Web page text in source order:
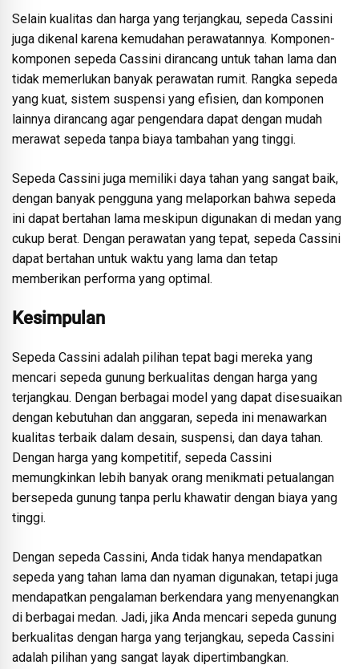
Selain kualitas dan harga yang terjangkau, sepeda Cassini
juga dikenal karena kemudahan perawatannya. Komponen-
komponen sepeda Cassini dirancang untuk tahan lama dan
tidak memerlukan banyak perawatan rumit. Rangka sepeda
yang kuat, sistem suspensi yang efisien, dan komponen
lainnya dirancang agar pengendara dapat dengan mudah
merawat sepeda tanpa biaya tambahan yang tinggi.
Sepeda Cassini juga memiliki daya tahan yang sangat baik,
dengan banyak pengguna yang melaporkan bahwa sepeda
ini dapat bertahan lama meskipun digunakan di medan yang
cukup berat. Dengan perawatan yang tepat, sepeda Cassini
dapat bertahan untuk waktu yang lama dan tetap
memberikan performa yang optimal.
Kesimpulan
Sepeda Cassini adalah pilihan tepat bagi mereka yang
mencari sepeda gunung berkualitas dengan harga yang
terjangkau. Dengan berbagai model yang dapat disesuaikan
dengan kebutuhan dan anggaran, sepeda ini menawarkan
kualitas terbaik dalam desain, suspensi, dan daya tahan.
Dengan harga yang kompetitif, sepeda Cassini
memungkinkan lebih banyak orang menikmati petualangan
bersepeda gunung tanpa perlu khawatir dengan biaya yang
tinggi.
Dengan sepeda Cassini, Anda tidak hanya mendapatkan
sepeda yang tahan lama dan nyaman digunakan, tetapi juga
mendapatkan pengalaman berkendara yang menyenangkan
di berbagai medan. Jadi, jika Anda mencari sepeda gunung
berkualitas dengan harga yang terjangkau, sepeda Cassini
adalah pilihan yang sangat layak dipertimbangkan.